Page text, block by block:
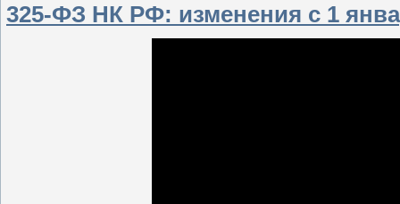
325-ФЗ НК РФ: изменения с 1